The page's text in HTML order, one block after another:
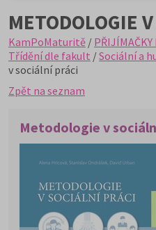
METODOLOGIE
KamPoMaturitě / PŘIJÍMAČKY
Třídění dle fakult /Sociální a
v sociální práci
Zpět na seznam
Metodologie v